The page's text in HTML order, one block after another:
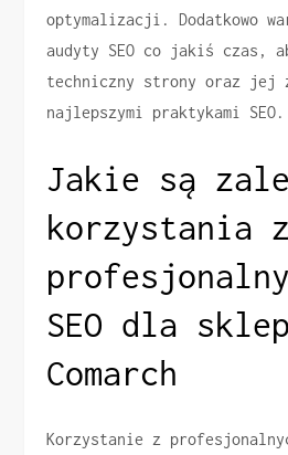
optymalizacji. Dodatkowo
audyty SEO co jakiś czas,
techniczny strony oraz jej
najlepszymi praktykami SEO.
Jakie są
korzystania z
SEO dla
Comarch
Korzystanie z